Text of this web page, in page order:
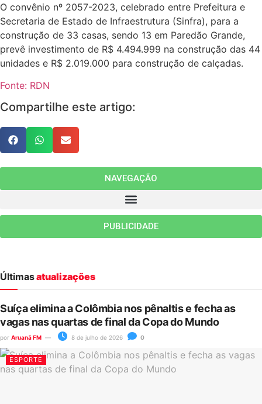
O convênio nº 2057-2023, celebrado entre Prefeitura e
Secretaria de Estado de Infraestrutura (Sinfra), para a
construção de 33 casas, sendo 13 em Paredão Grande,
prevê investimento de R$ 4.494.999 na construção das 44
unidades e R$ 2.019.000 para construção de calçadas.
Fonte: RDN
Compartilhe este artigo:
NAVEGAÇÃO
PUBLICIDADE
Últimasatualizações
Suíça elimina a Colômbia nos pênaltis e fecha as
vagas nas quartas de final da Copa do Mundo
por Aruanã FM 8 de julho de 2026 0
ESPORTE